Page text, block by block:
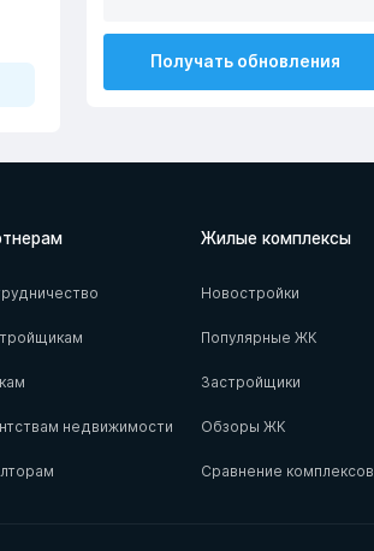
Получать обновления
недвижимости
Жилые комплексы
Новостройки
Популярные ЖК
Застройщики
Обзоры ЖК
Сравнение комплексов